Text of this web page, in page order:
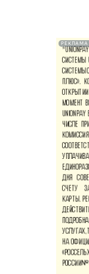
РЕКЛАМА